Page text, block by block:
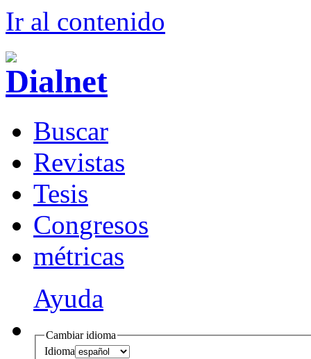
Ir al contenido
Buscar
Revistas
Tesis
Congresos
métricas
Ayuda
Cambiar idioma
Idioma